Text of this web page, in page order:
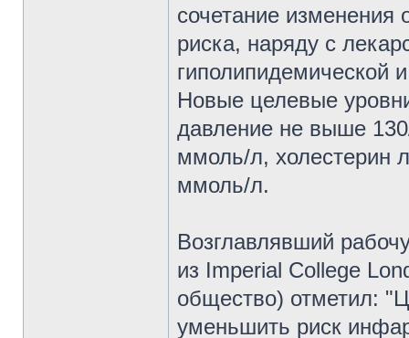
сочетание изменения
риска, наряду с
гиполипидемической
Новые целевые
давление не выше
ммоль/л, холестерин
ммоль/л.
Возглавлявший
из Imperial College
общество) отметил:
уменьшить риск